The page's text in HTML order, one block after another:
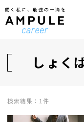
働く私に、最強の一滴を
しょく
検索結果：1件